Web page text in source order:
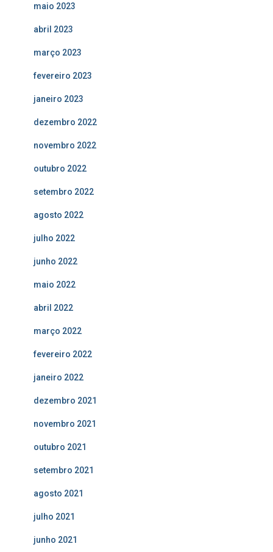
maio 2023
abril 2023
março 2023
fevereiro 2023
janeiro 2023
dezembro 2022
novembro 2022
outubro 2022
setembro 2022
agosto 2022
julho 2022
junho 2022
maio 2022
abril 2022
março 2022
fevereiro 2022
janeiro 2022
dezembro 2021
novembro 2021
outubro 2021
setembro 2021
agosto 2021
julho 2021
junho 2021